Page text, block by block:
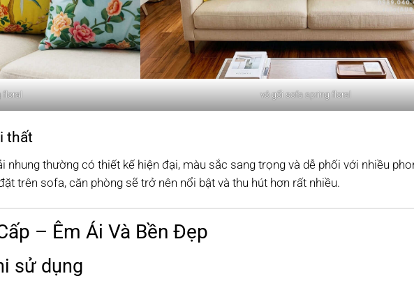
vỏ gối sofa spring floral
thất
nhung thường có thiết kế hiện đại, màu sắc sang trọng và dễ phối với nhiều
trên sofa, căn phòng sẽ trở nên nổi bật và thu hút hơn rất nhiều.
– Êm Ái Và Bền Đẹp
sử dụng